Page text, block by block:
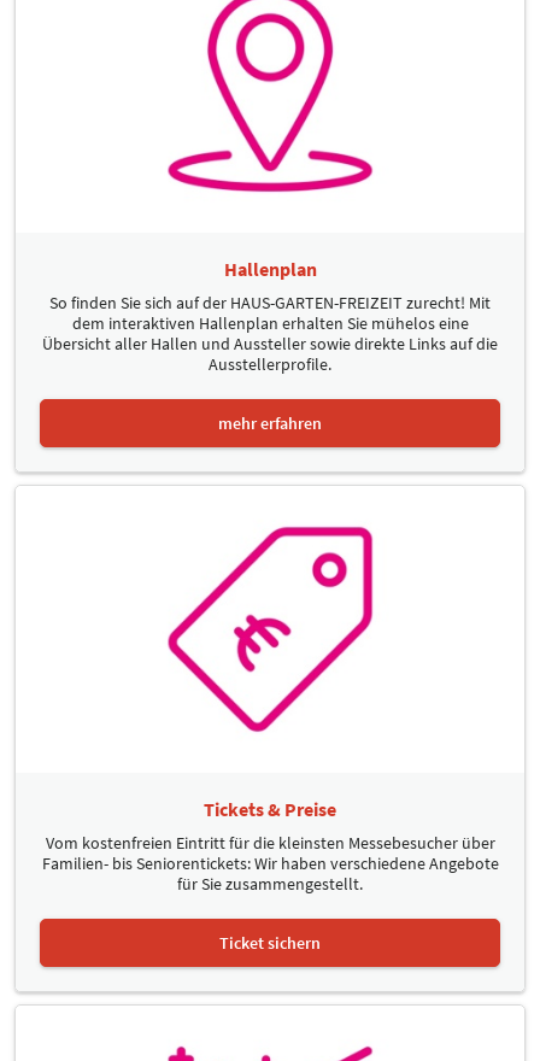
Hallenplan
So finden Sie sich auf der HAUS-GARTEN-FREIZEIT zurecht! Mit
dem interaktiven Hallenplan erhalten Sie mühelos eine
Übersicht aller Hallen und Aussteller sowie direkte Links auf die
Ausstellerprofile.
mehr erfahren
Tickets & Preise
Vom kostenfreien Eintritt für die kleinsten Messebesucher über
Familien- bis Seniorentickets: Wir haben verschiedene Angebote
für Sie zusammengestellt.
Ticket sichern